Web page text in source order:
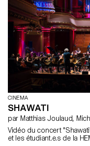
CINEMA
SHAWATI
Vidéo du concert
et les étudiant.e.s de la